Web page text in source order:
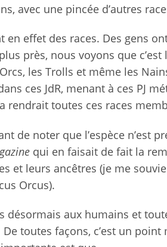
avec une pincée d’autres
en effet des races. Des gens
près, nous voyons que
les Trolls et même les
ces JdR, menant à ces PJ
rendrait toutes ces races
de noter que l’espèce n’est
qui en faisait de fait la
et leurs ancêtres (je me
Orcus).
désormais aux humains et
toutes façons, c’est un